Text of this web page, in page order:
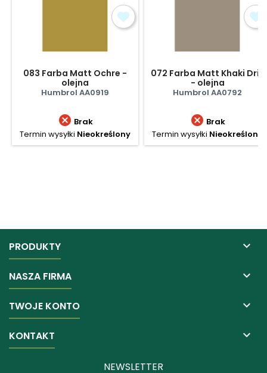
083 Farba Matt Ochre -
olejna
Humbrol AA0919
 Brak
Termin wysyłki Nieokreślony
072 Farba Matt Khaki Drill
- olejna
Humbrol AA0792
 Brak
Termin wysyłki Nieokreślony
PRODUKTY 
NASZA FIRMA 
TWOJE KONTO 
KONTAKT 
NEWSLETTER